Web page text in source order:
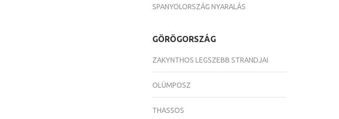
SPANYOLORSZÁG NYARALÁS
GÖRÖGORSZÁG
ZAKYNTHOS LEGSZEBB STRANDJAI
OLÜMPOSZ
THASSOS